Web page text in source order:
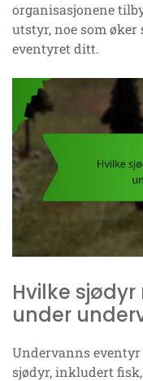
organisasjonene
utstyr, noe som
eventyret ditt.
Hvilke
under
Undervanns
sjødyr, inkludert